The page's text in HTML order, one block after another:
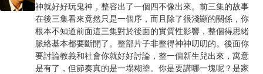
神就好好玩鬼神，整容出了一個四不像出來。前三集的故事
在後三集看來竟然只是一個序，而且除了很淺顯的關係，你
根本不知道前面這三集對於後面的實質性影響，整個得思緒
脈絡基本都要斷開了。整部片子非整得神神叨叨的。後面你
要討論教義和社會你就好好討論，整一個新生兒出來，寓意
是有了，但節奏真的是一塌糊塗。你是要講哪一塊呢？是家